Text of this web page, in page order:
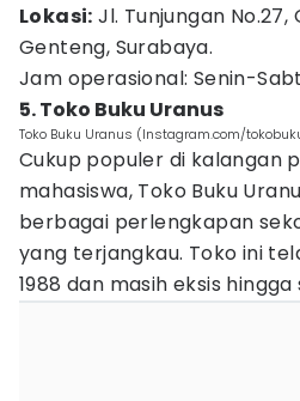
Lokasi: Jl. Tunjungan No.27,
Genteng, Surabaya.
Jam operasional: Senin-
5. Toko Buku Uranus
Toko Buku Uranus (Instagram.com/
Cukup populer di kalangan
mahasiswa, Toko Buku
berbagai perlengkapan
yang terjangkau. Toko ini
1988 dan masih eksis hingga